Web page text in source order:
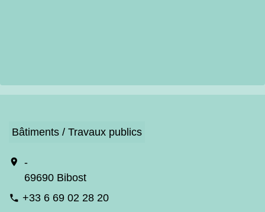
Bâtiments / Travaux publics
location_on
-
69690 Bibost
phone +33 6 69 02 28 20